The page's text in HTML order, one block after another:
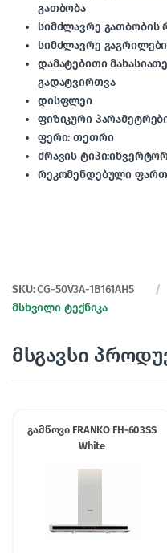
გათბობა
სიმძლავრე გათბობის
სიმძლავრე
დამატებითი
გადატვირთვა
დისფლეი
ფიზიკური
ფერი: თეთრი
ძრავის
რეკომენდებულ­ი
SKU:CG-50V3A-1B161AH5
მსხვილი ტექნიკა
მსგავსი
გამწოვი FRANKO FH-603SS
White